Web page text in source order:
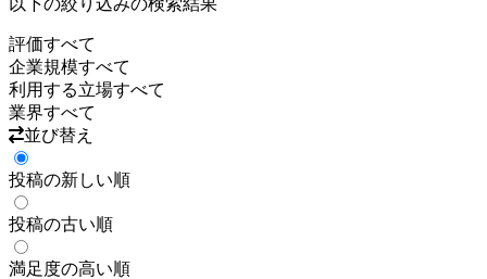
以下の絞り込みの検索結果
評価すべて
企業規模すべて
利用する立場すべて
業界すべて
並び替え
投稿の新しい順
投稿の古い順
満足度の高い順